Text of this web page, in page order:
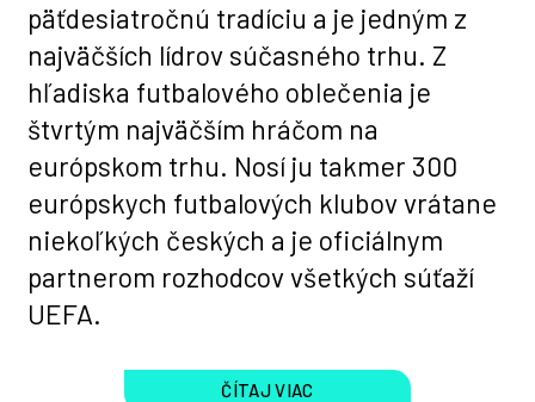
päťdesiatročnú tradíciu a je jedným z
najväčších lídrov súčasného trhu. Z
hľadiska futbalového oblečenia je
štvrtým najväčším hráčom na
európskom trhu. Nosí ju takmer 300
európskych futbalových klubov vrátane
niekoľkých českých a je oficiálnym
partnerom rozhodcov všetkých súťaží
UEFA.
ČÍTAJ VIAC